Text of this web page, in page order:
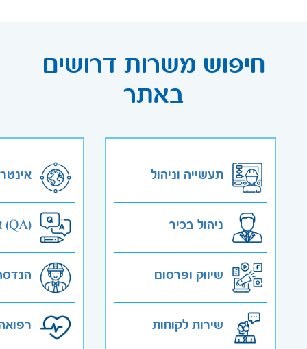
חיפוש משרות דרושים
באתר
תעשייה וניהול
ניהול בכיר
שיווק ופרסום
שירות לקוחות
אבטחת איכות (QA)